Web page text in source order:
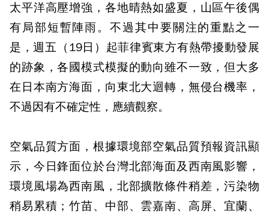
太平洋高壓增強，各地晴熱如盛夏，山區午後偶
有局部短暫陣雨。不過其中要關注的重點之一
是，週五（19日）起菲律賓東方有熱帶擾動發展
的跡象，各國模式模擬的動向雖不一致，但大多
在日本南方海面，向東北大迴轉，無侵台機率，
不過因有不確定性，應續觀察。
空氣品質方面，根據環境部空氣品質預報資訊顯
示，今日鋒面位於台灣北部海面及西南風影響，
環境風場為西南風，北部擴散條件稍差，污染物
稍易累積；竹苗、中部、雲嘉南、高屏、宜蘭、